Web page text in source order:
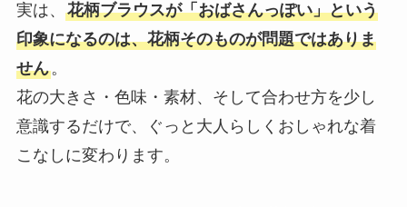
実は、 花柄ブラウスが「おばさんっぽい」という
印象になるのは、花柄そのものが問題ではありま
せん。
花の大きさ・色味・素材、そして合わせ方を少し
意識するだけで、ぐっと大人らしくおしゃれな着
こなしに変わります。